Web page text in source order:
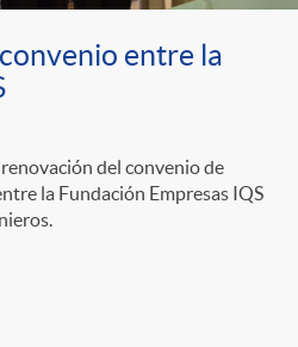
entre la
del convenio de
la Fundación Empresas IQS